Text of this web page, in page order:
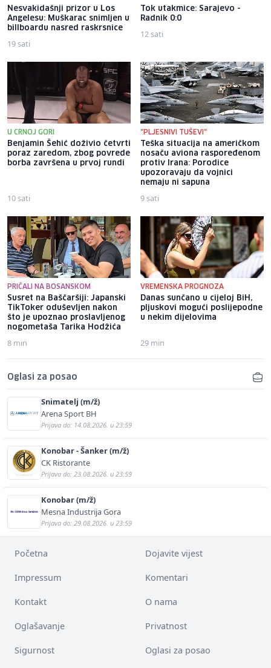
Nesvakidašnji prizor u Los
Angelesu: Muškarac snimljen u
billboardu nasred raskrsnice
19 sati
Tok utakmice: Sarajevo -
Radnik 0:0
12 sati
U CRNOJ GORI
Benjamin Šehić doživio četvrti
poraz zaredom, zbog povrede
borba završena u prvoj rundi
10 sati
"PLJESNIVI TUŠEVI"
Teška situacija na američkom
nosaču aviona raspoređenom
protiv Irana: Porodice
upozoravaju da vojnici
nemaju ni sapuna
9 sati
PRIČALI NA BOSANSKOM
Susret na Baščaršiji: Japanski
TikToker oduševljen nakon
što je upoznao proslavljenog
nogometaša Tarika Hodžića
8 min
VREMENSKA PROGNOZA
Danas sunčano u cijeloj BiH,
pljuskovi mogući poslijepodne
u nekim dijelovima
29 min
Oglasi za posao
Snimatelj (m/ž)
Arena Sport BH
Prijava do: 14.08.2026. u 23:59
Konobar - Šanker (m/ž)
CK Ristorante
Prijava do: 23.08.2026. u 23:59
Konobar (m/ž)
Mesna Industrija Gora
Prijava do: 29.08.2026. u 23:59
Početna Dojavite vijest
Impressum Komentari
Kontakt O nama
Oglašavanje Privatnost
Sigurnost Oglasi za posao